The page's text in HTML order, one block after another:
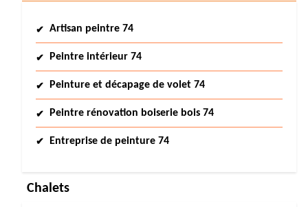
Artisan peintre 74
Peintre intérieur 74
Peinture et décapage de volet 74
Peintre rénovation boiserie bois 74
Entreprise de peinture 74
Chalets